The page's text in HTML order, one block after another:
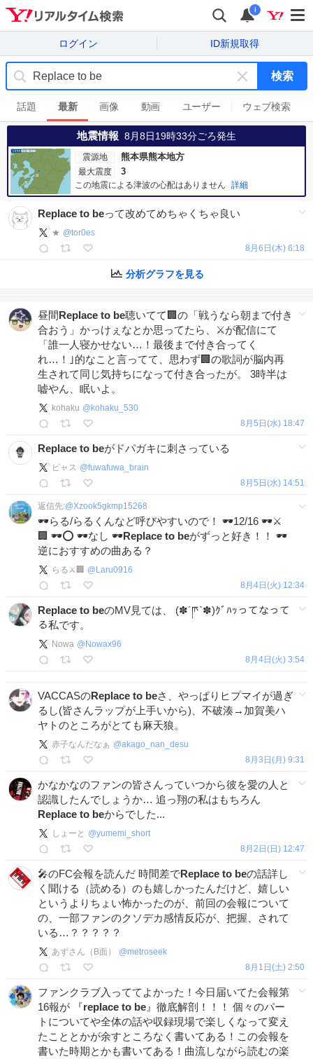
i
ログイン ID新規取得
キ
ー
ワ
ド
消
す
検索
話題 最新 画像 動画 ユーザー ウェブ検索
地震情報 8月8日19時33分ごろ発生
震源地 熊本県熊本地方
最大震度 3
この地震による津波の心配はありません 詳細
Replace to beって改めてめちゃくちゃ良い
★ @tor0es
8月6日(木) 6:18
分析グラフを見る
昼間Replace to be聴いてて🏢の「戦うなら朝まで付き
合おう」かっけぇなとか思ってたら、⚔️が配信にて
「誰一人寝かせない…！最後まで付き合ってく
れ…！｣的なこと言ってて、思わず🏢の歌詞が脳内再
生されて同じ気持ちになって付き合ったが。 3時半は
嘘やん、眠いよ。
kohaku @ kohaku_530
8月5日(水) 18:47
Replace to beがドパガキに刺さっている
ピャス‎‎ @fuwafuwa_brain
8月5日(水) 14:51
返信先:@Xzook5gkmp15268
🕶らる/らるくんなど呼びやすいので！ 🕶12/16 🕶⚔️
🏢 🕶⭕️ 🕶なし 🕶Replace to beがずっと好き！！ 🕶
逆におすすめの曲ある？
らる⚔️🏢 @ Laru0916
8月4日(火) 12:34
Replace to beのMV見ては、 (✽´ཫ`✽)ｸﾞﾊｯってなって
る私です。
Nowa @ Nowax96
8月4日(火) 3:54
VACCASのReplace to beさ、やっぱりヒプマイが過ぎ
るし(皆さんラップが上手いから)、不破湊→加賀美ハ
ヤトのところがとても麻天狼。
赤子なんだなぁ @akago_nan_desu
8月3日(月) 9:31
かなかなのファンの皆さんっていつから彼を愛の人と
認識したんでしょうか… 追っ翔の私はもちろん
Replace to beからでした...
しょーと @yumemi_short
8月2日(日) 12:47
🎤のFC会報を読んだ 時間差でReplace to beの話詳し
く聞ける（読める）のも嬉しかったんだけど、嬉しい
というよりちょい怖かったのが、前回の会報について
の、一部ファンのクソデカ感情反応が、把握、されて
いる…？？？？？
あずさん（B面） @metroseek
8月1日(土) 2:50
ファンクラブ入っててよかった！今日届いてた会報第
16報が 『replace to be 』徹底解剖！！！ 個々のパー
トについてや全体の話や収録現場で楽しくなって変え
たこととかが余すところなく書いてある！この会報を
書いた時期とかも書いてある！曲流しながら読むの楽